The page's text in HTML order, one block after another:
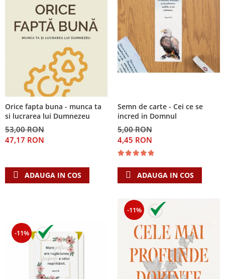
Orice fapta buna - munca ta
si lucrarea lui Dumnezeu
53,00 RON
47,17 RON
ADAUGA IN COS
Semn de carte - Cei ce se
incred in Domnul
5,00 RON
4,45 RON
ADAUGA IN COS
-11%
-11%